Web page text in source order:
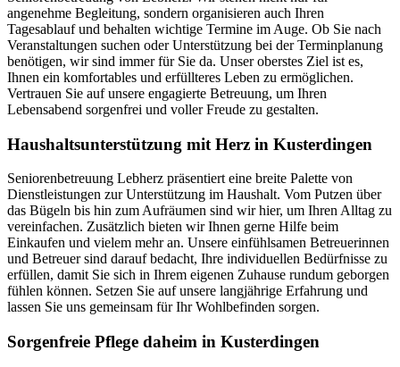
angenehme Begleitung, sondern organisieren auch Ihren
Tagesablauf und behalten wichtige Termine im Auge. Ob Sie nach
Veranstaltungen suchen oder Unterstützung bei der Terminplanung
benötigen, wir sind immer für Sie da. Unser oberstes Ziel ist es,
Ihnen ein komfortables und erfüllteres Leben zu ermöglichen.
Vertrauen Sie auf unsere engagierte Betreuung, um Ihren
Lebensabend sorgenfrei und voller Freude zu gestalten.
Haushalts­unterstützung mit Herz in Kusterdingen
Seniorenbetreuung Lebherz präsentiert eine breite Palette von
Dienstleistungen zur Unterstützung im Haushalt. Vom Putzen über
das Bügeln bis hin zum Aufräumen sind wir hier, um Ihren Alltag zu
vereinfachen. Zusätzlich bieten wir Ihnen gerne Hilfe beim
Einkaufen und vielem mehr an. Unsere einfühlsamen Betreuerinnen
und Betreuer sind darauf bedacht, Ihre individuellen Bedürfnisse zu
erfüllen, damit Sie sich in Ihrem eigenen Zuhause rundum geborgen
fühlen können. Setzen Sie auf unsere langjährige Erfahrung und
lassen Sie uns gemeinsam für Ihr Wohlbefinden sorgen.
Sorgenfreie Pflege daheim in Kusterdingen